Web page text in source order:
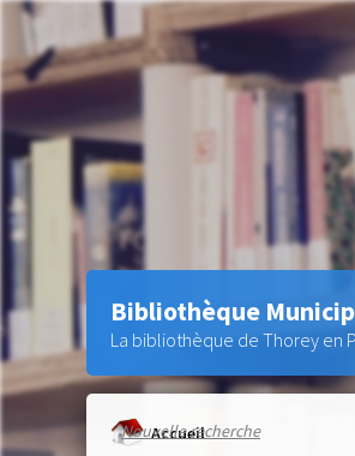
Accueil
Nouvelle recherche
Bibliothèque
La bibliothèque de Thorey en